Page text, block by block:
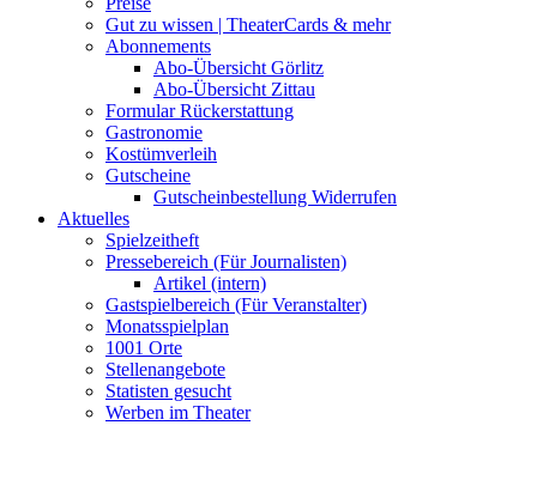
Gut zu wissen | TheaterCards & mehr
Abonnements
Abo-Übersicht Görlitz
Abo-Übersicht Zittau
Formular Rückerstattung
Gastronomie
Kostümverleih
Gutscheine
Gutscheinbestellung Widerrufen
Aktuelles
Spielzeitheft
Pressebereich (Für Journalisten)
Artikel (intern)
Gastspielbereich (Für Veranstalter)
Monatsspielplan
1001 Orte
Stellenangebote
Statisten gesucht
Werben im Theater